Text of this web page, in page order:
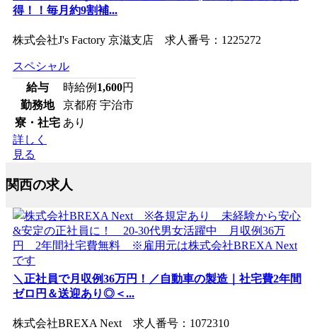
得！！毎月約9割補...
株式会社J's Factory 京滋支店 求人番号：1225272
スペシャル
給与
時給例 1,600円
勤務地
京都府 宇治市
寮・社宅 あり
詳しく
見る
関西の求人
＼正社員で月収例36万円！／自動車の製造｜社宅費2年間
ゼロ円＆送迎あり◎＜...
株式会社BREXA Next 求人番号：1072310